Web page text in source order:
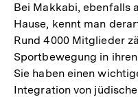
Bei Makkabi, ebenfalls
Hause, kennt man
Rund 4000 Mitglieder
Sportbewegung in
Sie haben einen
Integration von